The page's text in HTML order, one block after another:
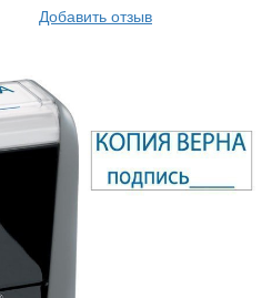
Добавить отзыв